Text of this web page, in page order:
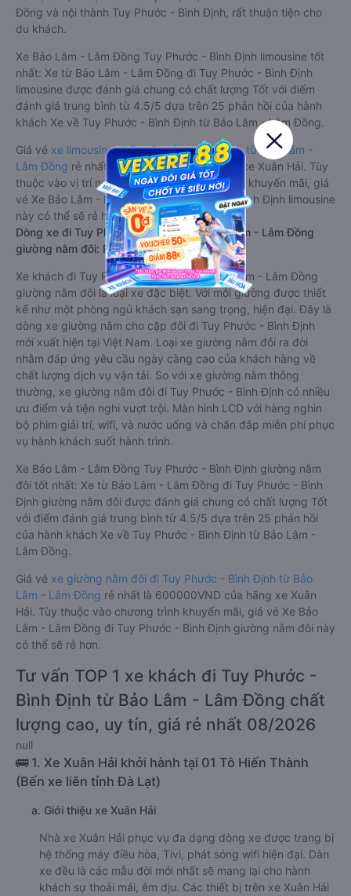
Đồng và nội thành Tuy Phước - Bình Định, rất thuận tiện cho
du khách.
Xe Bảo Lâm - Lâm Đồng Tuy Phước - Bình Định limousine tốt
nhất: Xe từ Bảo Lâm - Lâm Đồng đi Tuy Phước - Bình Định
limousine được đánh giá chung có chất lượng Tốt với điểm
đánh giá trung bình từ 4.5/5 dựa trên 25 phản hồi của hành
khách Xe về Tuy Phước - Bình Định từ Bảo Lâm - Lâm Đồng.
Giá vé xe limousine đi Tuy Phước - Bình Định từ Bảo Lâm -
Lâm Đồng rẻ nhất là 600000VND của hãng xe Xuân Hải. Tùy
thuộc vào vị trí ngồi của bạn và chương trình khuyến mãi, giá
vé Xe Bảo Lâm - Lâm Đồng đi Tuy Phước - Bình Định limousine
này có thể sẽ rẻ hơn
Dòng xe đi Tuy Phước - Bình Định từ Bảo Lâm - Lâm Đồng
giường nằm đôi: Riêng tư, đầy đủ tiện nghi
Xe khách đi Tuy Phước - Bình Định từ Bảo Lâm - Lâm Đồng
giường nằm đôi là loại xe đặc biệt. Với mỗi giường được thiết
kế như một phòng ngủ khách sạn sang trọng, hiện đại. Đây là
dòng xe giường nằm cho cặp đôi đi Tuy Phước - Bình Định
mới xuất hiện tại Việt Nam. Loại xe giường nằm đôi ra đời
nhằm đáp ứng yêu cầu ngày càng cao của khách hàng về
chất lượng dịch vụ vận tải. So với xe giường nằm thông
thường, xe giường nằm đôi đi Tuy Phước - Bình Định có nhiều
ưu điểm và tiện nghi vượt trội. Màn hình LCD với hàng nghìn
bộ phim giải trí, wifi, và nước uống và chăn đắp miễn phí phục
vụ hành khách suốt hành trình.
Xe Bảo Lâm - Lâm Đồng Tuy Phước - Bình Định giường nằm
đôi tốt nhất: Xe từ Bảo Lâm - Lâm Đồng đi Tuy Phước - Bình
Định giường nằm đôi được đánh giá chung có chất lượng Tốt
với điểm đánh giá trung bình từ 4.5/5 dựa trên 25 phản hồi
của hành khách Xe về Tuy Phước - Bình Định từ Bảo Lâm -
Lâm Đồng.
Giá vé xe giường nằm đôi đi Tuy Phước - Bình Định từ Bảo
Lâm - Lâm Đồng rẻ nhất là 600000VND của hãng xe Xuân
Hải. Tùy thuộc vào chương trình khuyến mãi, giá vé Xe Bảo
Lâm - Lâm Đồng đi Tuy Phước - Bình Định giường nằm đôi này
có thể sẽ rẻ hơn.
Tư vấn TOP 1 xe khách đi Tuy Phước -
Bình Định từ Bảo Lâm - Lâm Đồng chất
lượng cao, uy tín, giá rẻ nhất 08/2026
null
🚌 1. Xe Xuân Hải khởi hành tại 01 Tô Hiến Thành
(Bến xe liên tỉnh Đà Lạt)
a. Giới thiệu xe Xuân Hải
Nhà xe Xuân Hải phục vụ đa dạng dòng xe được trang bị
hệ thống máy điều hòa, Tivi, phát sóng wifi hiện đại. Dàn
xe đều là các mẫu đời mới nhất sẽ mang lại cho hành
khách sự thoải mái, êm dịu. Các thiết bị trên xe Xuân Hải